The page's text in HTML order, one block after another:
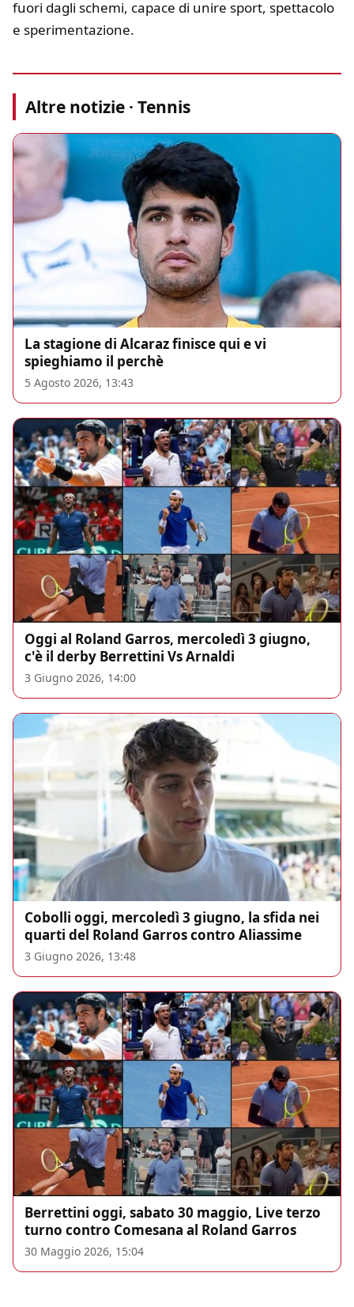
fuori dagli schemi, capace di unire sport, spettacolo
e sperimentazione.
Altre notizie · Tennis
La stagione di Alcaraz finisce qui e vi
spieghiamo il perchè
5 Agosto 2026, 13:43
Oggi al Roland Garros, mercoledì 3 giugno,
c'è il derby Berrettini Vs Arnaldi
3 Giugno 2026, 14:00
Cobolli oggi, mercoledì 3 giugno, la sfida nei
quarti del Roland Garros contro Aliassime
3 Giugno 2026, 13:48
Berrettini oggi, sabato 30 maggio, Live terzo
turno contro Comesana al Roland Garros
30 Maggio 2026, 15:04